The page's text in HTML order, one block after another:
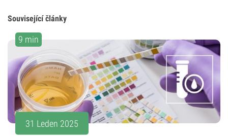
Související články
9 min
31 Leden 2025